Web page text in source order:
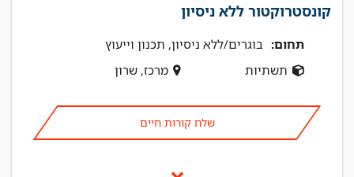
קונסטרוקטור ללא ניסיון
תחום: בוגרים/ללא ניסיון, תכנון וייעוץ
תשתיות
מרכז, שרון
שלח קורות חיים